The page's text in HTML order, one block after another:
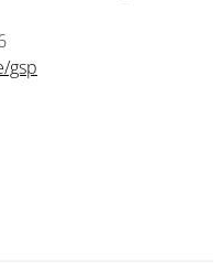
gsp
Scientific Computing in